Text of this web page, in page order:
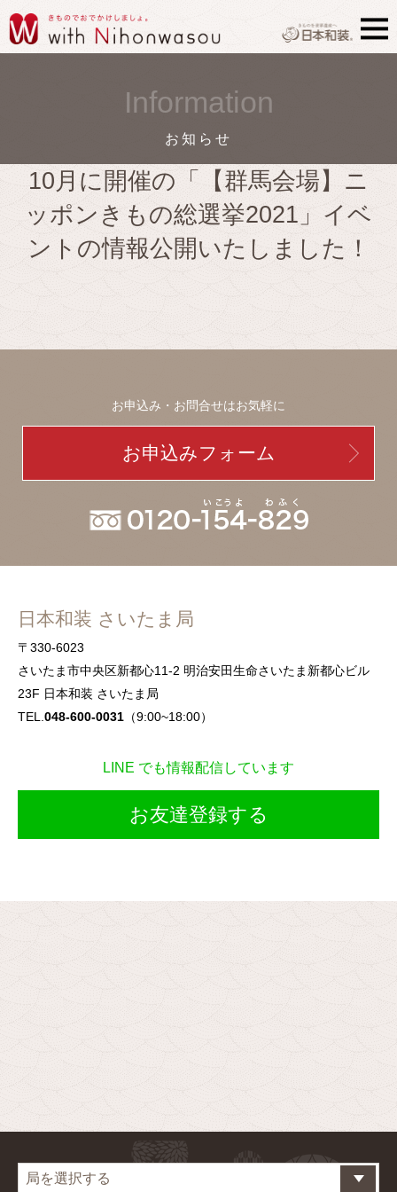
Information
お知らせ
10月に開催の「【群馬会場】ニ
ッポンきもの総選挙2021」イベ
ントの情報公開いたしました！
お申込み・お問合せはお気軽に
お申込みフォーム
日本和装 さいたま局
〒330-6023
さいたま市中央区新都心11-2 明治安田生命さいたま新都心ビル
23F 日本和装 さいたま局
TEL. 048-600-0031 （9:00~18:00）
LINE でも情報配信しています
お友達登録する